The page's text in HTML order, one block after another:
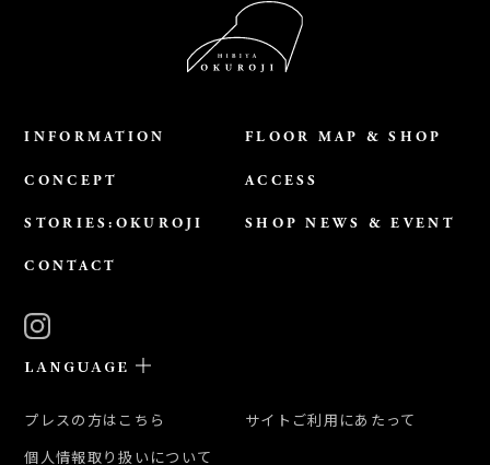
INFORMATION FLOOR MAP & SHOP
CONCEPT ACCESS
STORIES:OKUROJI SHOP NEWS & EVENT
CONTACT
LANGUAGE
日本語
プレスの方はこちら
サイトご利用にあたって
個人情報取り扱いについて